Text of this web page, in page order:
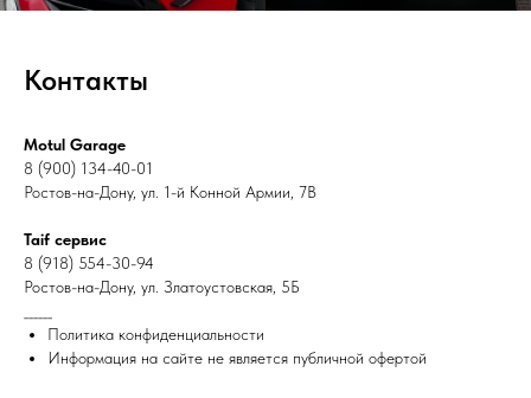
Контакты
Motul Garage
8 (900) 134-40-01
Ростов-на-Дону, ул. 1-й Конной Армии, 7В
Taif сервис
8 (918) 554-30-94
Ростов-на-Дону, ул. Златоустовская, 5Б
Политика конфиденциальности
Информация на сайте не является публичной офертой